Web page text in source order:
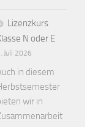
Lizenzkurs
N oder E
Juli 2026
in diesem
wir in